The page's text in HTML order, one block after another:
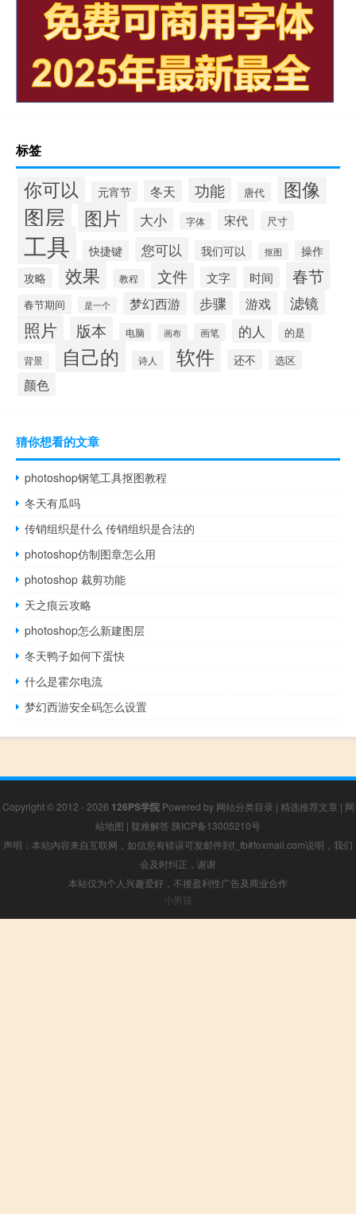
标签
你可以 元宵节 冬天 功能 唐代 图像
图层 图片 大小 字体 宋代 尺寸
工具 快捷键 您可以 我们可以 抠图
操作
攻略
效果 教程 文件 文字 时间 春节
春节期间 是一个 梦幻西游 步骤 游戏 滤镜
照片 版本 电脑 画布 画笔 的人 的是
背景 自己的 诗人 软件 还不 选区
颜色
猜你想看的文章
photoshop钢笔工具抠图教程
冬天有瓜吗
传销组织是什么 传销组织是合法的
photoshop仿制图章怎么用
photoshop 裁剪功能
天之痕云攻略
photoshop怎么新建图层
冬天鸭子如何下蛋快
什么是霍尔电流
梦幻西游安全码怎么设置
Copyright © 2012 - 2026 126PS学院Powered by 网站分类目录 | 精选推荐文章 | 网
站地图 | 疑难解答 陕ICP备13005210号
声明：本站内容来自互联网，如信息有错误可发邮件到f_fb#foxmail.com说明，我们
会及时纠正，谢谢
本站仅为个人兴趣爱好，不接盈利性广告及商业合作
小男孩